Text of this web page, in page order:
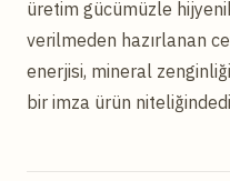
üretim gücümüzle
verilmeden hazırlanan
enerjisi, mineral
bir imza ürün